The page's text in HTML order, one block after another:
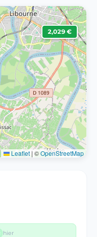
2,029 €
Leaflet | ©OpenStreetMap
hier